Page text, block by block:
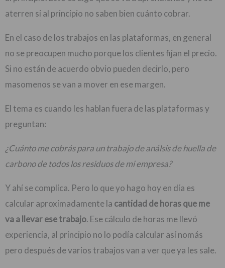
aterren si al principio no saben bien cuánto cobrar.
En el caso de los trabajos en las plataformas, en general
no se preocupen mucho porque los clientes fijan el precio.
Si no están de acuerdo obvio pueden decirlo, pero
masomenos se van a mover en ese margen.
El tema es cuando les hablan fuera de las plataformas y
preguntan:
¿Cuánto me cobrás para un trabajo de análsis de huella de
carbono de todos los residuos de mi empresa?
Y ahí se complica. Pero lo que yo hago hoy en día es
calcular aproximadamente la cantidad de horas que me
va a llevar ese trabajo. Ese cálculo de horas me llevó
experiencia, al principio no lo podía calcular así nomás
pero después de varios trabajos van a ver que ya les sale.